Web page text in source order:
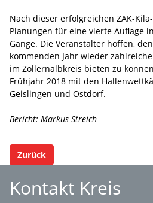
Nach dieser erfolgreichen ZAK-
Planungen für eine vierte Auflage
Gange. Die Veranstalter hoffen,
kommenden Jahr wieder
im Zollernalbkreis bieten zu
Frühjahr 2018 mit den
Geislingen und Ostdorf.
Bericht: Markus Streich
Zurück
Kontakt Kreis